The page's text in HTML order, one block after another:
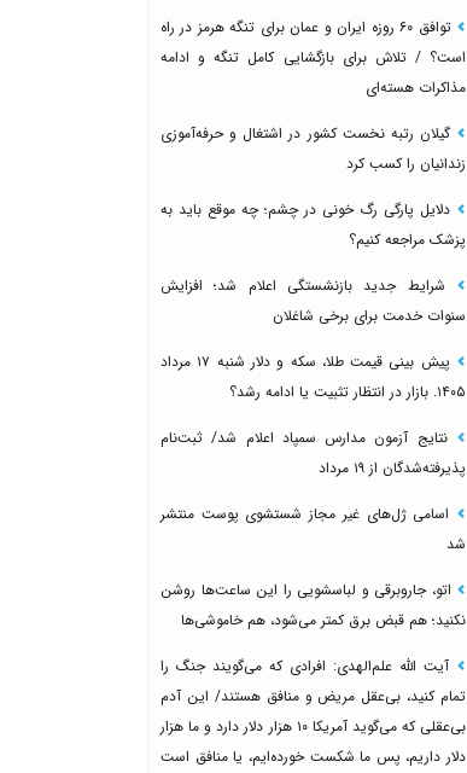
توافق ۶۰ روزه ایران و عمان برای تنگه هرمز در راه
است؟ / تلاش برای بازگشایی کامل تنگه و ادامه
مذاکرات هسته‌ای
گیلان رتبه نخست کشور در اشتغال و حرفه‌آموزی
زندانیان را کسب کرد
دلایل پارگی رگ خونی در چشم؛ چه موقع باید به
پزشک مراجعه کنیم؟
شرایط جدید بازنشستگی اعلام شد؛ افزایش
سنوات خدمت برای برخی شاغلان
پیش بینی قیمت طلا، سکه و دلار شنبه ۱۷ مرداد
۱۴۰۵. بازار در انتظار تثبیت یا ادامه رشد؟
نتایج آزمون مدارس سمپاد اعلام شد/ ثبت‌نام
پذیرفته‌شدگان از ۱۹ مرداد
اسامی ژل‌های غیر مجاز شستشوی پوست منتشر
شد
اتو، جاروبرقی و لباسشویی را این ساعت‌ها روشن
نکنید؛ هم قبض برق کمتر می‌شود، هم خاموشی‌ها
آیت الله علم‌الهدی: افرادی که می‌گویند جنگ را
تمام کنید، بی‌عقل مریض و منافق هستند/ این آدم
بی‌عقلی که می‌گوید آمریکا ۱۰ هزار دلار دارد و ما هزار
دلار داریم، پس ما شکست خورده‌ایم، یا منافق است